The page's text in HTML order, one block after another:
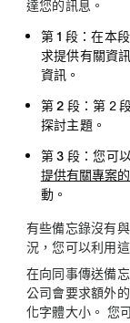
達您的訊息。
第 1 段 ：在本
求提供有關資
資訊。
第 2 段 ：第 2
探討主題。
第 3 段 ：您可
提供有關專案
動。
有些備忘錄沒有
況，您可以利用
在向同事傳送備
公司會要求額外
化字體大小。 您